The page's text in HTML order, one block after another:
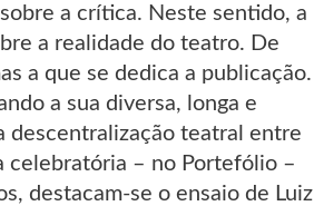
a crítica. Neste sentido, a
a realidade do teatro. De
a que se dedica a publicação.
a sua diversa, longa e
descentralização teatral entre
celebratória – no Portefólio –
destacam-se o ensaio de Luiz